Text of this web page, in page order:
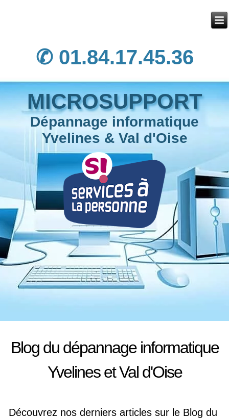
✆ 01.84.17.45.36
MICROSUPPORT
Dépannage informatique
Yvelines & Val d'Oise
Blog du dépannage informatique
Yvelines et Val d'Oise
Découvrez nos derniers articles sur le Blog du